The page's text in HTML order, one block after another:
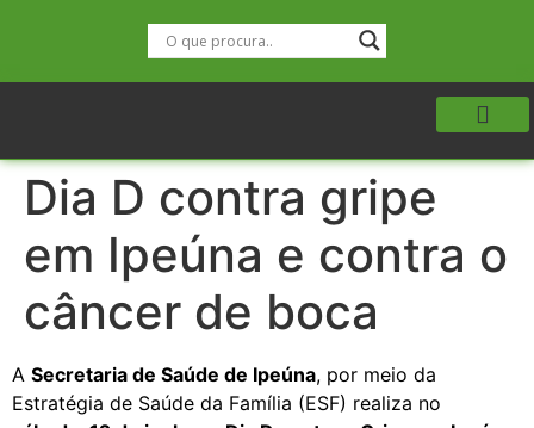
Dia D contra gripe
em Ipeúna e contra o
câncer de boca
A Secretaria de Saúde de Ipeúna, por meio da
Estratégia de Saúde da Família (ESF) realiza no